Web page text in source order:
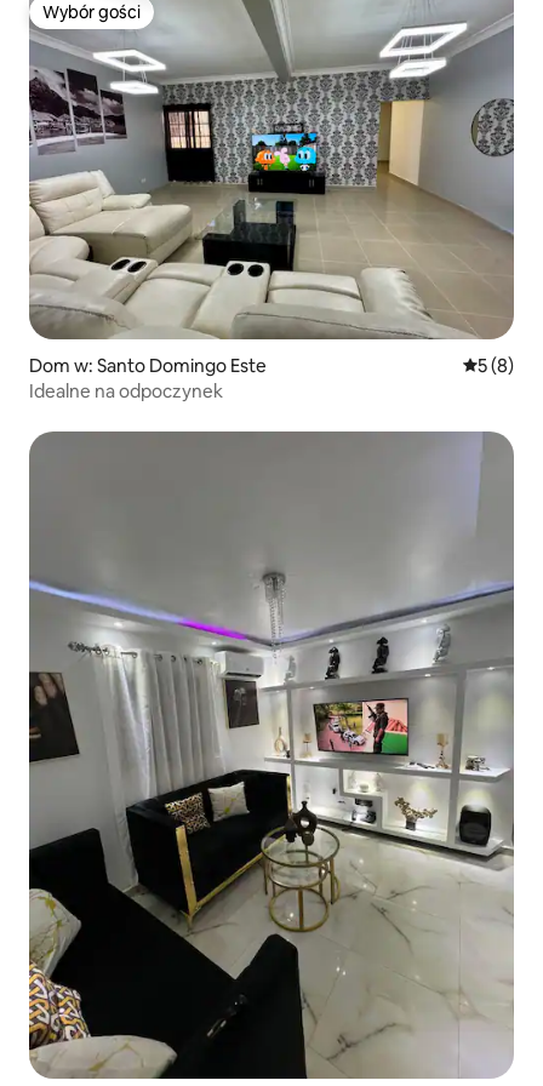
Wybór gości
Wybór gości
Dom w: Santo Domingo Este Średnia
5 (8)
Idealne na odpoczynek